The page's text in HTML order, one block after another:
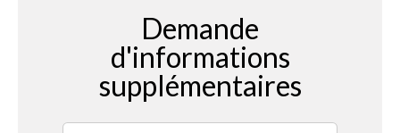
Demande
d'informations
supplémentaires